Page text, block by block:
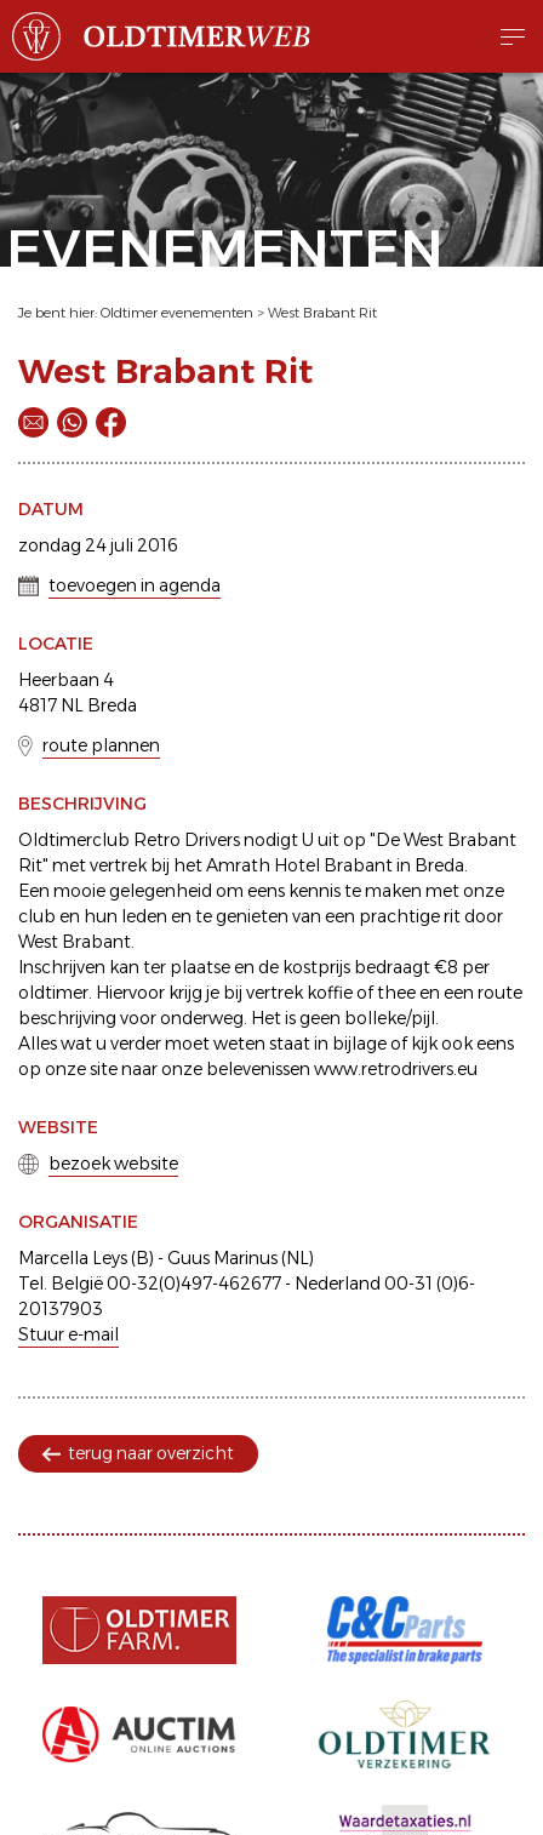
EVENEMENTEN
Je bent hier: Oldtimer evenementen > West Brabant Rit
West Brabant Rit
DATUM
zondag 24 juli 2016
toevoegen in agenda
LOCATIE
Heerbaan 4
4817 NL Breda
route plannen
BESCHRIJVING
Oldtimerclub Retro Drivers nodigt U uit op "De West Brabant
Rit" met vertrek bij het Amrath Hotel Brabant in Breda.
Een mooie gelegenheid om eens kennis te maken met onze
club en hun leden en te genieten van een prachtige rit door
West Brabant.
Inschrijven kan ter plaatse en de kostprijs bedraagt €8 per
oldtimer. Hiervoor krijg je bij vertrek koffie of thee en een route
beschrijving voor onderweg. Het is geen bolleke/pijl.
Alles wat u verder moet weten staat in bijlage of kijk ook eens
op onze site naar onze belevenissen www.retrodrivers.eu
WEBSITE
bezoek website
ORGANISATIE
Marcella Leys (B) - Guus Marinus (NL)
Tel. België 00-32(0)497-462677 - Nederland 00-31 (0)6-
20137903
Stuur e-mail
terug naar overzicht